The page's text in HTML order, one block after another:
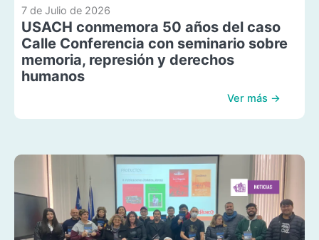
7 de Julio de 2026
USACH conmemora 50 años del caso
Calle Conferencia con seminario sobre
memoria, represión y derechos
humanos
Ver más →